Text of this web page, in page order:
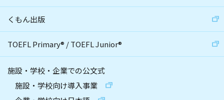
くもん出版
TOEFL Primary® /TOEFL Junior®
施設・学校・企業での公文式
施設・学校向け導入事業